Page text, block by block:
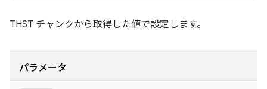
THST チャンクから取得した値で設定します。
パラメータ